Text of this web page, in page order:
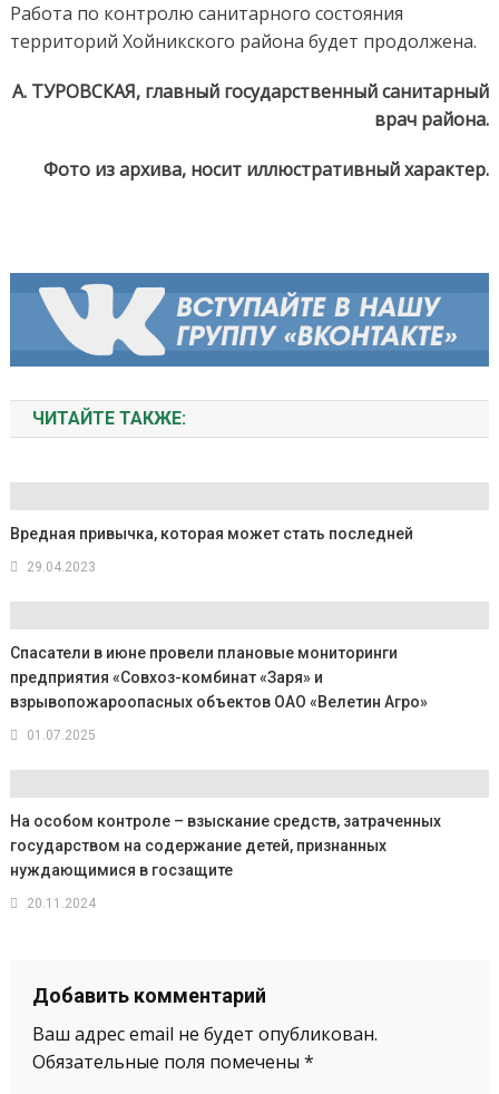
Работа по контролю санитарного состояния
территорий Хойникского района будет продолжена.
А. ТУРОВСКАЯ, главный государственный санитарный
врач района.
Фото из архива, носит иллюстративный характер.
ЧИТАЙТЕ ТАКЖЕ:
Вредная привычка, которая может стать последней
29.04.2023
Спасатели в июне провели плановые мониторинги
предприятия «Совхоз-комбинат «Заря» и
взрывопожароопасных объектов ОАО «Велетин Агро»
01.07.2025
На особом контроле – взыскание средств, затраченных
государством на содержание детей, признанных
нуждающимися в госзащите
20.11.2024
Добавить комментарий
Ваш адрес email не будет опубликован.
Обязательные поля помечены *